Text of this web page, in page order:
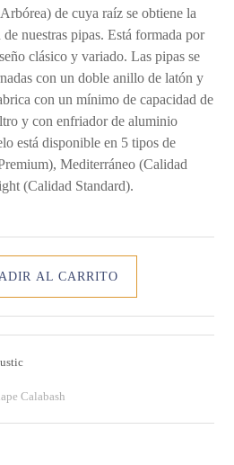
de cuya raíz se obtiene la
nuestras pipas. Está formada por
clásico y variado. Las pipas se
con un doble anillo de latón y
con un mínimo de capacidad de
y con enfriador de aluminio
está disponible en 5 tipos de
Mediterráneo (Calidad
(Calidad Standard).
AL CARRITO
Calabash